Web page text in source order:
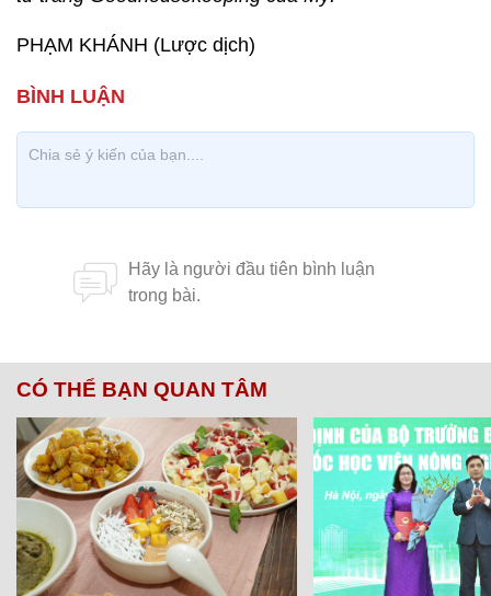
PHẠM KHÁNH (Lược dịch)
CÓ THỂ BẠN QUAN TÂM